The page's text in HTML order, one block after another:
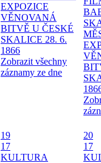
EXPOZICE
VĚNOVANÁ
BITVĚ U ČESKÉ
SKALICE 28. 6.
1866
Zobrazit všechny
záznamy ze dne
19
17
KULTURA
20
17